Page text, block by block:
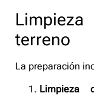
terreno
La preparación
Limpieza